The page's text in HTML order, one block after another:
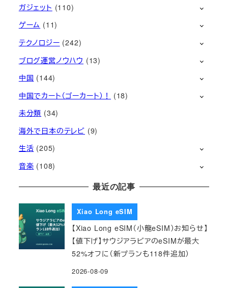
ガジェット (110)
ゲーム (11)
テクノロジー (242)
ブログ運営ノウハウ (13)
中国 (144)
中国でカート（ゴーカート）！
(18)
未分類 (34)
海外で日本のテレビ (9)
生活 (205)
音楽 (108)
最近の記事
Xiao Long eSIM
【Xiao Long eSIM（小龍eSIM）お知らせ】
【値下げ】サウジアラビアのeSIMが最大
52%オフに（新プランも118件追加）
2026-08-09